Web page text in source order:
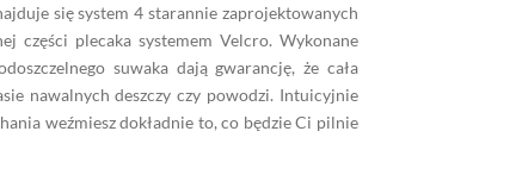
się system 4 starannie zaprojektowanych
części plecaka systemem Velcro. Wykonane
suwaka dają gwarancję, że cała
nawalnych deszczy czy powodzi. Intuicyjnie
weźmiesz dokładnie to, co będzie Ci pilnie